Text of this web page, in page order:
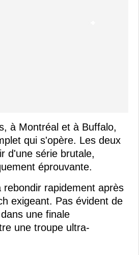
à Montréal et à Buffalo,
qui s'opère. Les deux
d'une série brutale,
éprouvante.
rebondir rapidement après
exigeant. Pas évident de
une finale
une troupe ultra-